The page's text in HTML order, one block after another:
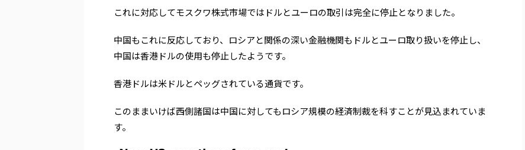
これに対応してモスクワ株式市場ではドルとユーロの取引は完全に停止となりました。
中国もこれに反応しており、ロシアと関係の深い金融機関もドルとユーロ取り扱いを停止し、
中国は香港ドルの使用も停止したようです。
香港ドルは米ドルとペッグされている通貨です。
このままいけば西側諸国は中国に対してもロシア規模の経済制裁を科すことが見込まれていま
す。